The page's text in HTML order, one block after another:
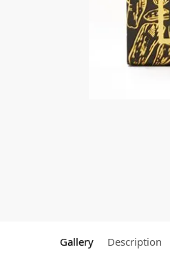
Gallery Description